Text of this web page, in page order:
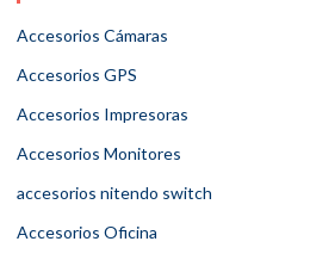
Accesorios Cámaras
Accesorios GPS
Accesorios Impresoras
Accesorios Monitores
accesorios nitendo switch
Accesorios Oficina